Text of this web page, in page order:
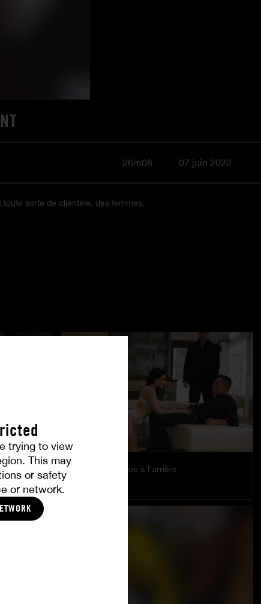
trying to view
This may
or safety
or network.
26m08 07 juin 2022
sorte de clientèle, des femmes,
Le plaisir se joue à l’arrière